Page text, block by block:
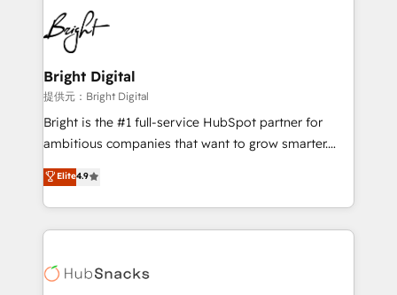
HubSpot COS Performance Award 🏆2014 HubSpot
COS Design Award 🏆2013 HubSpot Marketplace
Partner 📆Founded in 1997
lasting impact. We specialize in: • Turnkey and end-
to-end HubSpot implementations • Onboarding for
Sales, Service, Marketing & Content Hubs • AI voice
and chat agents, predictive automation, and smart
workflows • Salesforce + HubSpot integration •
RevOps and AI-driven sales enablement • Website
design and CMS development • ERP integration: SAP,
and CRM migration from any platform •
Client/member portals built on HubSpot • Custom
WooCommerce, BuilderTrend, and more Experience
the difference — reach out to see how AI + HubSpot
Bright Digital
提供元：Bright Digital
Bright is the #1 full-service HubSpot partner for
ambitious companies that want to grow smarter.
From HubSpot onboarding, to training, from
developing a new website to lead generation and
digital marketing; we do it all (and with great
results)! In short, our services include: - HubSpot
HubSpot development: websites, custom modules,
Elite4.9